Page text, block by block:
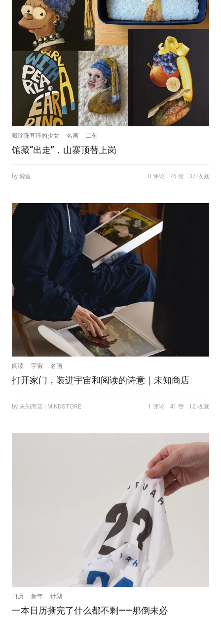
戴珍珠耳环的少女 名画 二创
馆藏“出走”，山寨顶替上岗
by 鲸鱼 8 评论 76 赞 37 收藏
阅读 宇宙 名画
打开家门，装进宇宙和阅读的诗意｜未知商店
by 未知商店 | MINDSTORE 1 评论 41 赞 12 收藏
日历 新年 计划
一本日历撕完了什么都不剩——那倒未必